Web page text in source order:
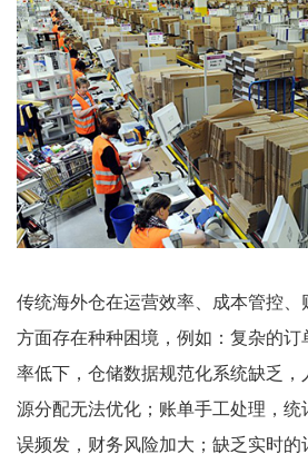
传统海外仓在运营效率、成本管控
方面存在种种困境，例如：复杂的
率低下，仓储数据规范化系统缺乏
源分配无法优化；账单手工处理，
误频发，财务风险加大；缺乏实时